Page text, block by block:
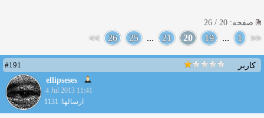
صفحه: 20 / 26
<<
1
...
19
20
21
...
25
26
>>
کاربر
#191
ellipseses
4 Jul 2013 11:41
ارسالها: 1131